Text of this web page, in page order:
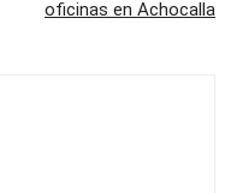
oficinas en Achocalla